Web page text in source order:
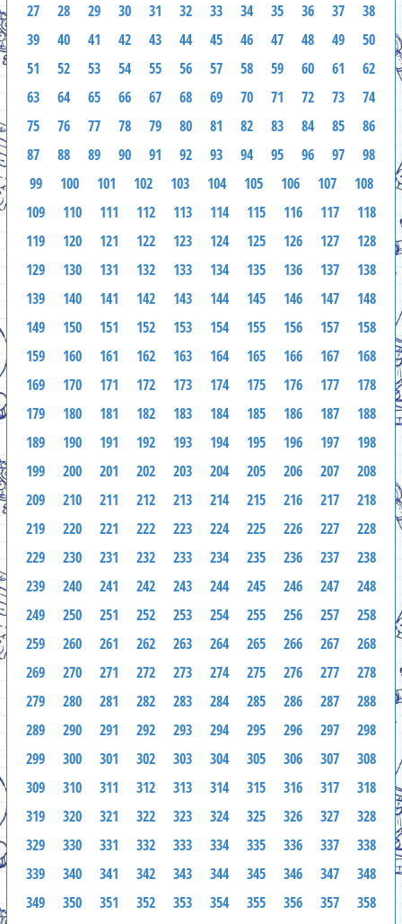
27
28 29 30 31 32 33 34 35 36 37
38
39
40 41 42 43 44 45 46 47 48 49
50
51
52 53 54 55 56 57 58 59 60 61
62
63
64 65 66 67 68 69 70 71 72 73
74
75
76 77 78 79 80 81 82 83 84 85
86
87
88 89 90 91 92 93 94 95 96 97
98
99
100 101 102 103 104 105 106 107
108
109
110 111 112 113 114 115 116 117
118
119
120 121 122 123 124 125 126 127
128
129
130 131 132 133 134 135 136 137
138
139
140 141 142 143 144 145 146 147
148
149
150 151 152 153 154 155 156 157
158
159
160 161 162 163 164 165 166 167
168
169
170 171 172 173 174 175 176 177
178
179
180 181 182 183 184 185 186 187
188
189
190 191 192 193 194 195 196 197
198
199
200 201 202 203 204 205 206 207
208
209
210 211 212 213 214 215 216 217
218
219
220 221 222 223 224 225 226 227
228
229
230 231 232 233 234 235 236 237
238
239
240 241 242 243 244 245 246 247
248
249
250 251 252 253 254 255 256 257
258
259
260 261 262 263 264 265 266 267
268
269
270 271 272 273 274 275 276 277
278
279
280 281 282 283 284 285 286 287
288
289
290 291 292 293 294 295 296 297
298
299
300 301 302 303 304 305 306 307
308
309
310 311 312 313 314 315 316 317
318
319
320 321 322 323 324 325 326 327
328
329
330 331 332 333 334 335 336 337
338
339
340 341 342 343 344 345 346 347
348
349
350 351 352 353 354 355 356 357
358